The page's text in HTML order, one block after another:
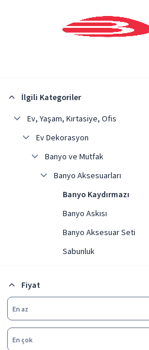
İlgili Kategoriler
Ev, Yaşam, Kırtasiye, Ofis
Ev Dekorasyon
Banyo ve Mutfak
Banyo Aksesuarları
Banyo Kaydırmazı
Banyo Askısı
Banyo Aksesuar Seti
Sabunluk
Fiyat
En az
En çok